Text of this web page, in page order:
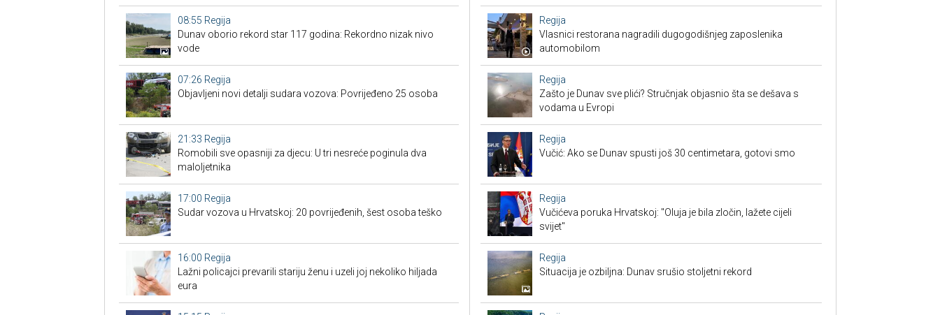
08:55 Regija
Dunav oborio rekord star 117 godina: Rekordno nizak nivo
vode
07:26 Regija
Objavljeni novi detalji sudara vozova: Povrijeđeno 25 osoba
21:33 Regija
Romobili sve opasniji za djecu: U tri nesreće poginula dva
maloljetnika
17:00 Regija
Sudar vozova u Hrvatskoj: 20 povrijeđenih, šest osoba teško
16:00 Regija
Lažni policajci prevarili stariju ženu i uzeli joj nekoliko hiljada
eura
Regija
Vlasnici restorana nagradili dugogodišnjeg zaposlenika
automobilom
Regija
Zašto je Dunav sve plići? Stručnjak objasnio šta se dešava s
vodama u Evropi
Regija
Vučić: Ako se Dunav spusti još 30 centimetara, gotovi smo
Regija
Vučićeva poruka Hrvatskoj: "Oluja je bila zločin, lažete cijeli
svijet"
Regija
Situacija je ozbiljna: Dunav srušio stoljetni rekord